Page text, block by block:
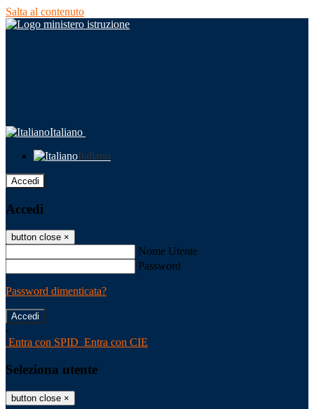
Salta al contenuto
Italiano
Italiano
Accedi
Accedi
button close ×
Nome Utente
Password
Password dimenticata?
-
Entra con SPID Entra con CIE
Seleziona utente
button close ×